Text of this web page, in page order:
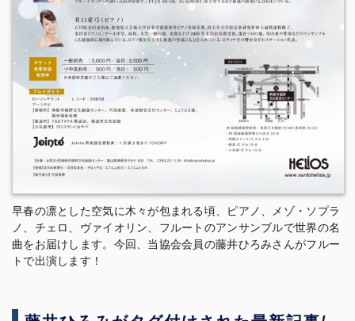
早春の凛とした空気に木々が包まれる頃、ピアノ、メゾ・ソプラ
ノ、チェロ、ヴァイオリン、フルートのアンサンブルで世界の名
曲をお届けします。今回、当協会会員の藤井ひろみさんがフルー
トで出演します！